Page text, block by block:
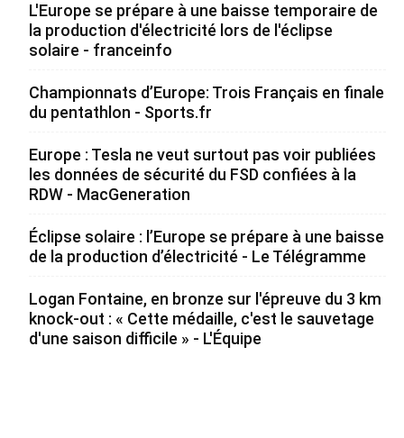
L'Europe se prépare à une baisse temporaire de
la production d'électricité lors de l'éclipse
solaire - franceinfo
Championnats d’Europe: Trois Français en finale
du pentathlon - Sports.fr
Europe : Tesla ne veut surtout pas voir publiées
les données de sécurité du FSD confiées à la
RDW - MacGeneration
Éclipse solaire : l’Europe se prépare à une baisse
de la production d’électricité - Le Télégramme
Logan Fontaine, en bronze sur l'épreuve du 3 km
knock-out : « Cette médaille, c'est le sauvetage
d'une saison difficile » - L'Équipe